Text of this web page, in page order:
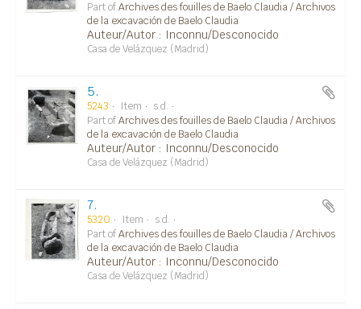
Part ofArchives des fouilles de Baelo Claudia / Archivos
de la excavación de Baelo Claudia
Auteur/Autor : Inconnu/Desconocido
Casa de Velázquez (Madrid)
5.
5243 Item
s.d.
Part ofArchives des fouilles de Baelo Claudia / Archivos
de la excavación de Baelo Claudia
Auteur/Autor : Inconnu/Desconocido
Casa de Velázquez (Madrid)
7.
5320 Item
s.d.
Part ofArchives des fouilles de Baelo Claudia / Archivos
de la excavación de Baelo Claudia
Auteur/Autor : Inconnu/Desconocido
Casa de Velázquez (Madrid)